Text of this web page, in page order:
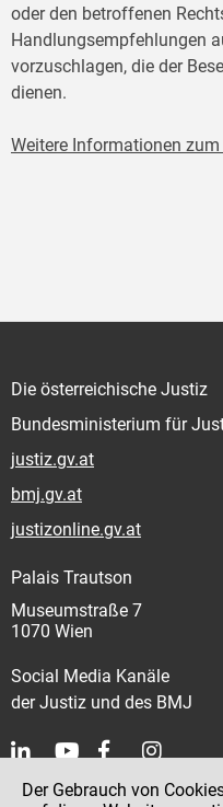
oder den betroffenen
Handlungsempfehlungen
vorzuschlagen, die der
dienen.
Weitere Informationen
Die österreichische Justiz
Bundesministerium für
justiz.gv.at
bmj.gv.at
justizonline.gv.at
Palais Trautson
Museumstraße 7
1070 Wien
Social Media Kanäle
der Justiz und des BMJ
Kontakt
Der Gebrauch von